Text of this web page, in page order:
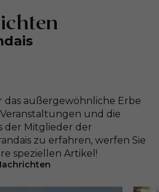
das außergewöhnliche Erbe
und die
der Mitglieder der
zu erfahren, werfen Sie
speziellen Artikel!